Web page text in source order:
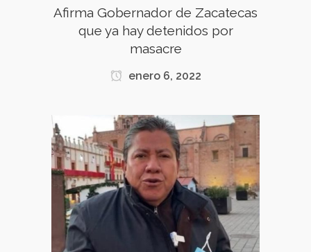
Afirma Gobernador de Zacatecas
que ya hay detenidos por
masacre
enero 6, 2022